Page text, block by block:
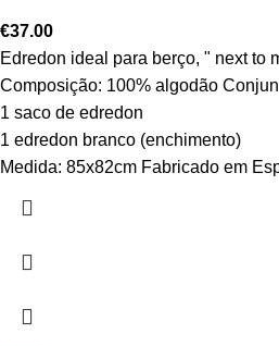
€37.00
Edredon ideal para berço, " next to
Composição: 100% algodão
1 saco de edredon
1 edredon branco (enchimento)
Medida: 85x82cm Fabricado em